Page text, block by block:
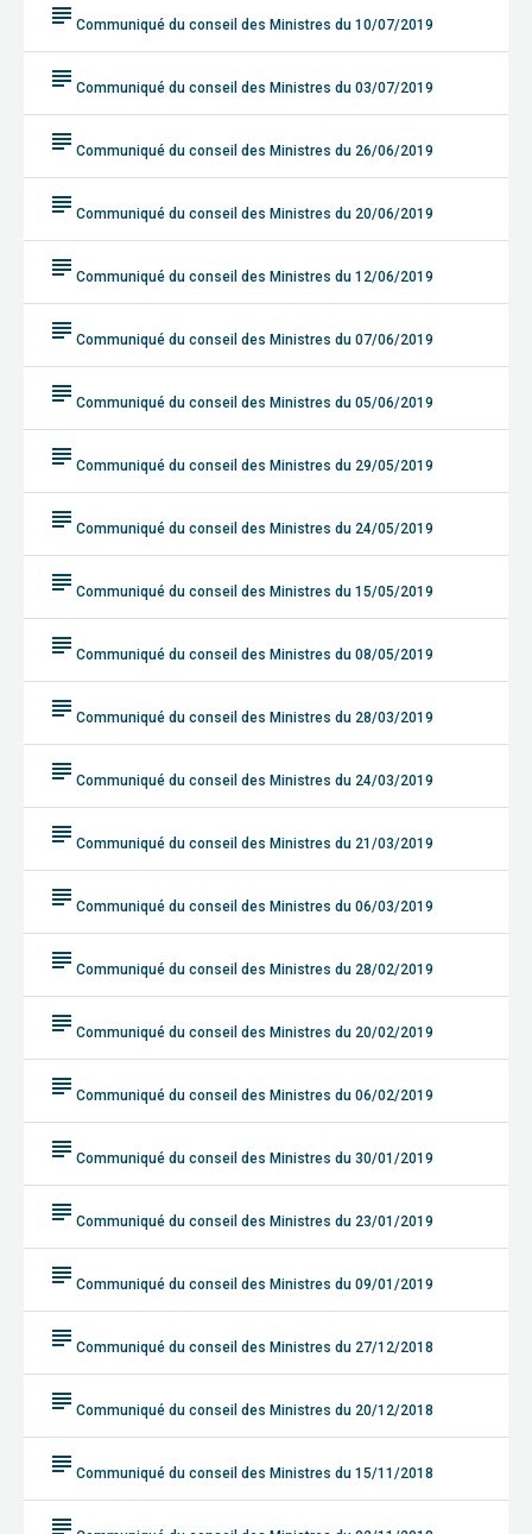
subject Communiqué du conseil des Ministres du 10/07/2019
subject Communiqué du conseil des Ministres du 03/07/2019
subject Communiqué du conseil des Ministres du 26/06/2019
subject Communiqué du conseil des Ministres du 20/06/2019
subject Communiqué du conseil des Ministres du 12/06/2019
subject Communiqué du conseil des Ministres du 07/06/2019
subject Communiqué du conseil des Ministres du 05/06/2019
subject Communiqué du conseil des Ministres du 29/05/2019
subject Communiqué du conseil des Ministres du 24/05/2019
subject Communiqué du conseil des Ministres du 15/05/2019
subject Communiqué du conseil des Ministres du 08/05/2019
subject Communiqué du conseil des Ministres du 28/03/2019
subject Communiqué du conseil des Ministres du 24/03/2019
subject Communiqué du conseil des Ministres du 21/03/2019
subject Communiqué du conseil des Ministres du 06/03/2019
subject Communiqué du conseil des Ministres du 28/02/2019
subject Communiqué du conseil des Ministres du 20/02/2019
subject Communiqué du conseil des Ministres du 06/02/2019
subject Communiqué du conseil des Ministres du 30/01/2019
subject Communiqué du conseil des Ministres du 23/01/2019
subject Communiqué du conseil des Ministres du 09/01/2019
subject Communiqué du conseil des Ministres du 27/12/2018
subject Communiqué du conseil des Ministres du 20/12/2018
subject Communiqué du conseil des Ministres du 15/11/2018
subject